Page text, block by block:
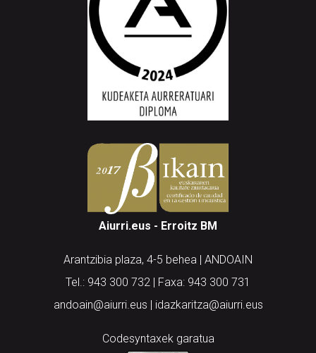
Aiurri.eus - Erroitz BM
Arantzibia plaza, 4-5 behea | ANDOAIN
Tel.: 943 300 732 | Faxa: 943 300 731
andoain@aiurri.eus | idazkaritza@aiurri.eus
Codesyntaxek garatua